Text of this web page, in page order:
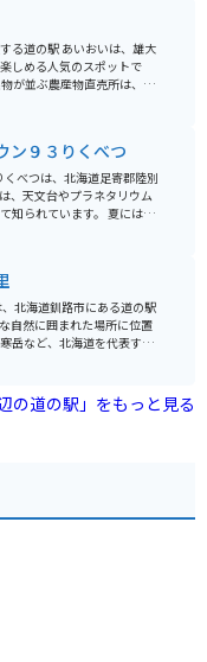
る道の駅 あいおいは、雄大
しめる人気のスポットで
夏から秋にかけて旬を迎え
だんに使った料理を楽しむ
、トマトを使った「あいお
良野や美瑛方面へのツーリ
丘陵地帯を走る道は、北海
には、キャン
自然を満喫しながらゆっく
ン９３りくべつ
べつは、北海道足寄郡陸別
、天文台やプラネタリウム
ています。 夏には、
陸別町で、満天の星空を楽
売するショップや、レスト
れる場合は、駐車場も広々
品、じゃがいもを使ったお
で購入したり、地元のお店
の中で、雄大な景色を楽し
、北海道釧路市にある道の駅
自然に囲まれた場所に位置
岳など、北海道を代表する
元の食
湖で獲れるワカサギや、エ
の食材を使った料理を楽し
能なので、観光で疲れた体
クツーリング
とした駐車場が整備されて
辺の道の駅」をもっと見る